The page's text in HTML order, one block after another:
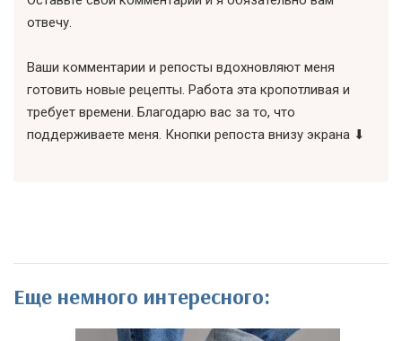
отвечу.
Ваши комментарии и репосты вдохновляют меня
готовить новые рецепты. Работа эта кропотливая и
требует времени. Благодарю вас за то, что
поддерживаете меня. Кнопки репоста внизу экрана ⬇
Еще немного интересного: